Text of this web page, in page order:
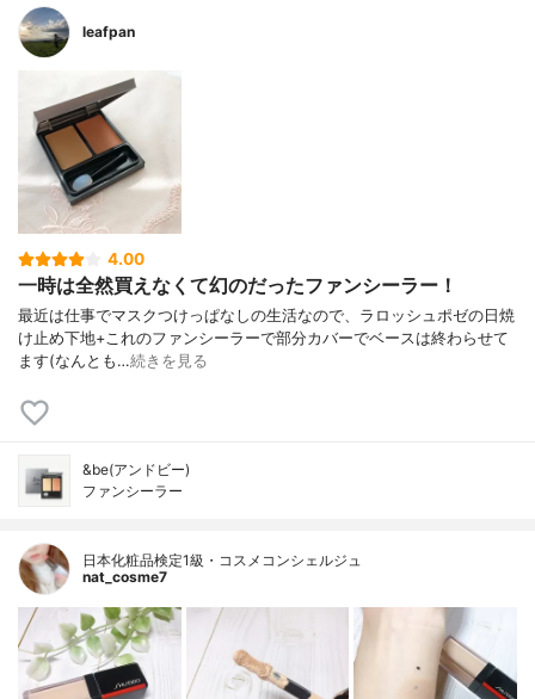
leafpan
4.00
一時は全然買えなくて幻のだったファンシーラー！
最近は仕事でマスクつけっぱなしの生活なので、ラロッシュポゼの日焼
け止め下地+これのファンシーラーで部分カバーでベースは終わらせて
ます(なんとも…続きを見る
&be(アンドビー)
ファンシーラー
日本化粧品検定1級・コスメコンシェルジュ
nat_cosme7